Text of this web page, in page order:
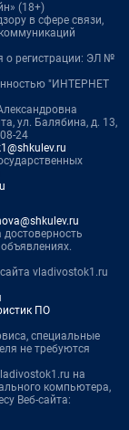
(18+)
в сфере связи,
о регистрации: ЭЛ №
"ИНТЕРНЕТ
ул. Балябина, д. 13,
24
достоверность
vladivostok1.ru
ПО
специальные
не требуются
на
компьютера,
Веб-сайта: